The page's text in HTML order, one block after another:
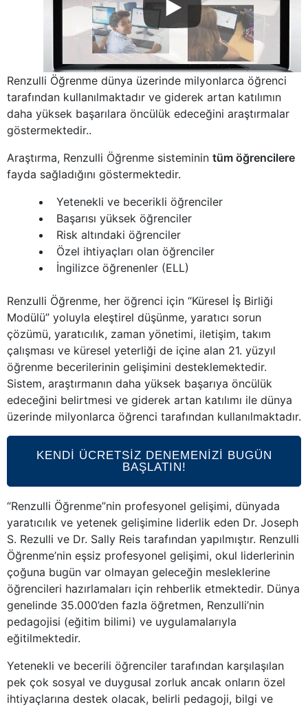
Renzulli Öğrenme dünya üzerinde milyonlarca öğrenci
tarafından kullanılmaktadır ve giderek artan katılımın
daha yüksek başarılara öncülük edeceğini araştırmalar
göstermektedir..
Araştırma, Renzulli Öğrenme sisteminin tüm öğrencilere
fayda sağladığını göstermektedir.
Yetenekli ve becerikli öğrenciler
Başarısı yüksek öğrenciler
Risk altındaki öğrenciler
Özel ihtiyaçları olan öğrenciler
İngilizce öğrenenler (ELL)
Renzulli Öğrenme, her öğrenci için “Küresel İş Birliği
Modülü” yoluyla eleştirel düşünme, yaratıcı sorun
çözümü, yaratıcılık, zaman yönetimi, iletişim, takım
çalışması ve küresel yeterliği de içine alan 21. yüzyıl
öğrenme becerilerinin gelişimini desteklemektedir.
Sistem, araştırmanın daha yüksek başarıya öncülük
edeceğini belirtmesi ve giderek artan katılımı ile dünya
üzerinde milyonlarca öğrenci tarafından kullanılmaktadır.
KENDİ ÜCRETSİZ DENEMENİZİ BUGÜN
BAŞLATIN!
“Renzulli Öğrenme”nin profesyonel gelişimi, dünyada
yaratıcılık ve yetenek gelişimine liderlik eden Dr. Joseph
S. Rezulli ve Dr. Sally Reis tarafından yapılmıştır. Renzulli
Öğrenme’nin eşsiz profesyonel gelişimi, okul liderlerinin
çoğuna bugün var olmayan geleceğin mesleklerine
öğrencileri hazırlamaları için rehberlik etmektedir. Dünya
genelinde 35.000’den fazla öğretmen, Renzulli’nin
pedagojisi (eğitim bilimi) ve uygulamalarıyla
eğitilmektedir.
Yetenekli ve becerili öğrenciler tarafından karşılaşılan
pek çok sosyal ve duygusal zorluk ancak onların özel
ihtiyaçlarına destek olacak, belirli pedagoji, bilgi ve